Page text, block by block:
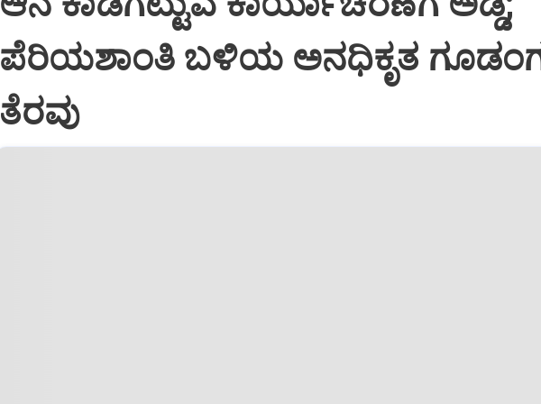
ಪೆರಿಯಶಾಂತಿ ಬಳಿಯ ಅನಧಿಕೃತ
ತೆರವು